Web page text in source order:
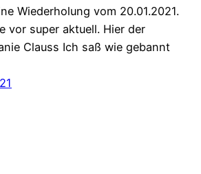
Wiederholung vom 20.01.2021.
vor super aktuell. Hier der
Clauss Ich saß wie gebannt